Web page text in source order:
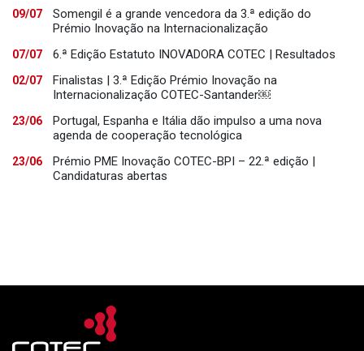
09/07
Somengil é a grande vencedora da 3.ª edição do
Prémio Inovação na Internacionalização
07/07 6.ª Edição Estatuto INOVADORA COTEC | Resultados
02/07
Finalistas | 3.ª Edição Prémio Inovação na
Internacionalização COTEC-Santander￼
23/06
Portugal, Espanha e Itália dão impulso a uma nova
agenda de cooperação tecnológica
23/06
Prémio PME Inovação COTEC-BPI – 22.ª edição |
Candidaturas abertas